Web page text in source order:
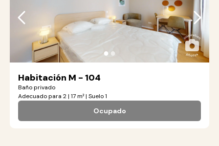
● ●
Habitación M - 104
Baño privado
Adecuado para 2 | 17 m² | Suelo 1
Ocupado